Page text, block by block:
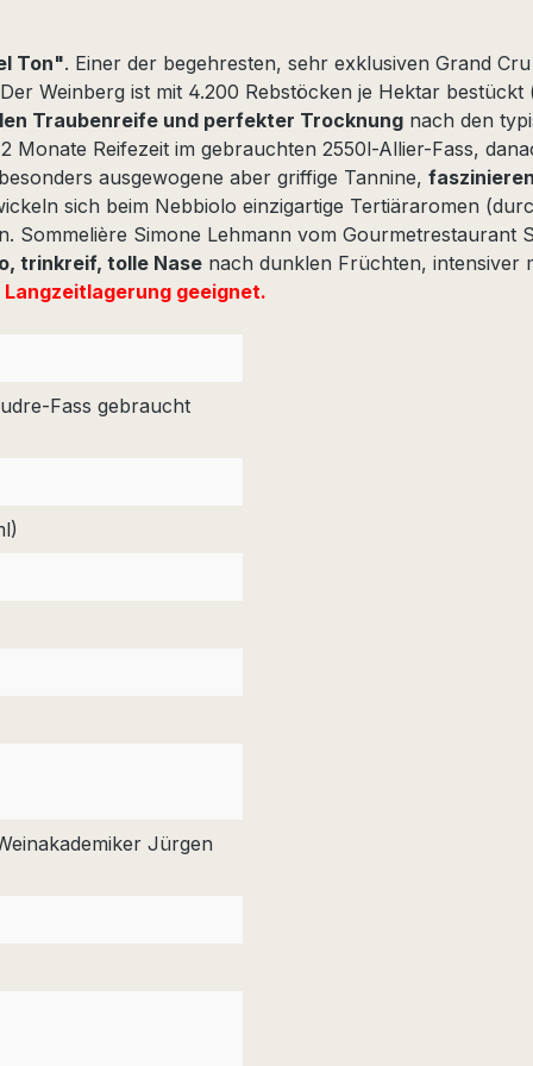
Ton". Einer der begehresten, sehr exklusiven Grand
Weinberg ist mit 4.200 Rebstöcken je Hektar
Traubenreife und perfekter Trocknung nach den
Reifezeit im gebrauchten 2550l-Allier-Fass,
ausgewogene aber griffige Tannine,
sich beim Nebbiolo einzigartige Tertiäraromen
Sommelière Simone Lehmann vom
trinkreif, tolle Nase nach dunklen Früchten, intensiver
geeignet.
Fass gebraucht
Jürgen